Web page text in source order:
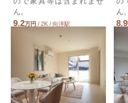
広島県広島市東
ん。
9.2万円 / 2K / 向洋駅
広島県広島市南区仁保新町１丁目
ん。
8.9
広